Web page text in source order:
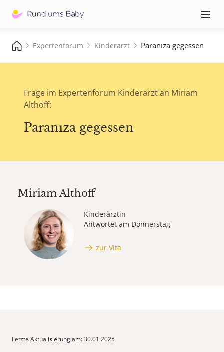
≡
Expertenforum Kinderarzt Paranıza gegessen
Frage im Expertenforum Kinderarzt an Miriam
Althoff:
Paranıza gegessen
Miriam Althoff
Kinderärztin
Antwortet am Donnerstag
zur Vita
Letzte Aktualisierung am: 30.01.2025